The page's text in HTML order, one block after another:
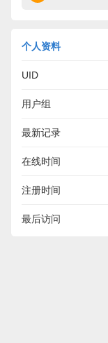
个人资料
UID
用户组
最新记录
在线时间
注册时间
最后访问